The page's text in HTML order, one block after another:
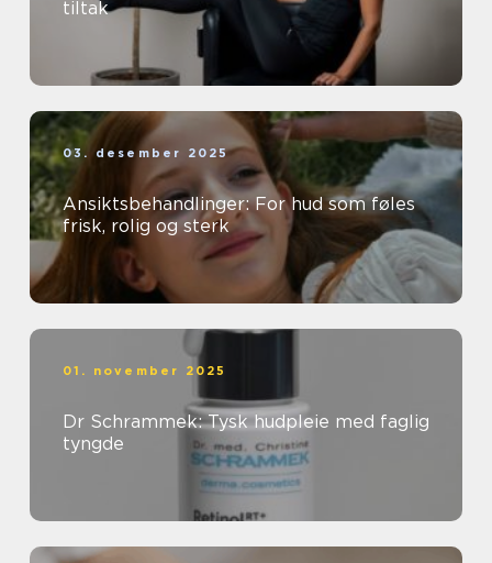
tiltak
03. desember 2025
Ansiktsbehandlinger: For hud som føles
frisk, rolig og sterk
01. november 2025
Dr Schrammek: Tysk hudpleie med faglig
tyngde